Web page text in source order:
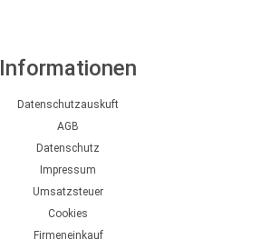
Informationen
Datenschutzauskuft
AGB
Datenschutz
Impressum
Umsatzsteuer
Cookies
Firmeneinkauf